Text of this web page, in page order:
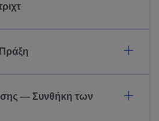
— Συνθήκη των